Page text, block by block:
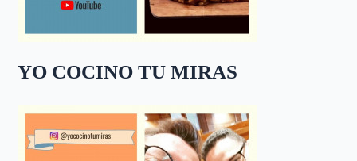
YO COCINO TU MIRAS